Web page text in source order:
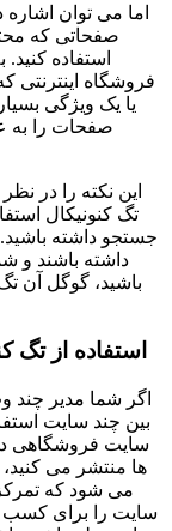
اما می توان
صفحاتی که
استفاده
فروشگاه اینترنتی
یا یک ویژگی
صفحات را به
این نکته را در
تگ کنونیکال
جستجو داشته
داشته باشند و
باشید، گوگل آن
استفاده از تگ
اگر شما مدیر چند
بین چند سایت
سایت فروشگاهی
ها منتشر می
می شود که
سایت را برای کسب